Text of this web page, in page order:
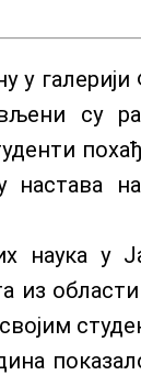
у
су
настава
наука у
из